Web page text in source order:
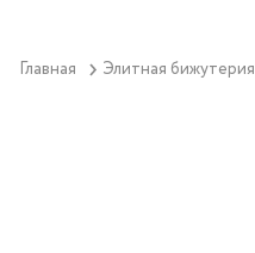
Главная Элитная бижутерия